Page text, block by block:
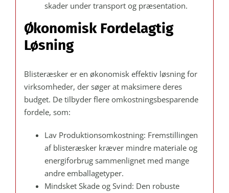
skader under transport og præsentation.
Økonomisk Fordelagtig
Løsning
Blisteræsker er en økonomisk effektiv løsning for
virksomheder, der søger at maksimere deres
budget. De tilbyder flere omkostningsbesparende
fordele, som:
Lav Produktionsomkostning: Fremstillingen
af blisteræsker kræver mindre materiale og
energiforbrug sammenlignet med mange
andre emballagetyper.
Mindsket Skade og Svind: Den robuste